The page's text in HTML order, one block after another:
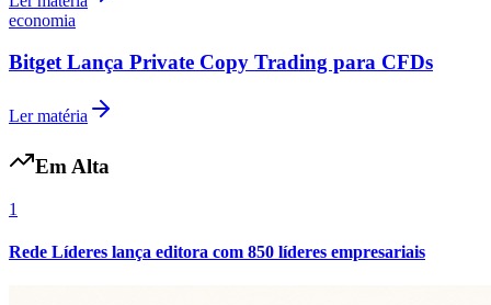
Bitget Lança Private Copy Trading para CFDs
Ler matéria
Em Alta
1
Rede Líderes lança editora com 850 líderes empresariais